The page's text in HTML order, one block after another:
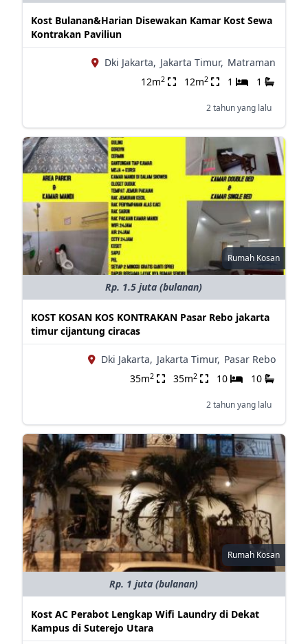
Kost Bulanan&Harian Disewakan Kamar Kost Sewa
Kontrakan Paviliun
Dki Jakarta, Jakarta Timur, Matraman
12m2 12m2 1 1
2 tahun yang lalu
Rumah Kosan
Rp. 1.5 juta (bulanan)
KOST KOSAN KOS KONTRAKAN Pasar Rebo jakarta
timur cijantung ciracas
Dki Jakarta, Jakarta Timur, Pasar Rebo
35m2 35m2 10 10
2 tahun yang lalu
Rumah Kosan
Rp. 1 juta (bulanan)
Kost AC Perabot Lengkap Wifi Laundry di Dekat
Kampus di Suterejo Utara